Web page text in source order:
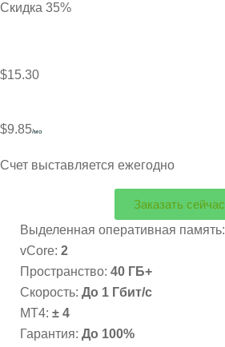
Скидка 35%
$15.30
$9.85/мо
Счет выставляется ежегодно
Заказать сейчас
Выделенная оперативная память:
vCore: 2
Пространство: 40 ГБ+
Скорость: До 1 Гбит/с
MT4: ± 4
Гарантия: До 100%